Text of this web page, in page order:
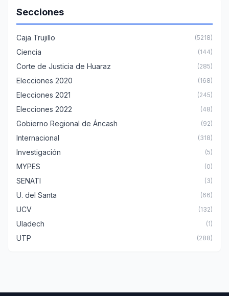
Secciones
Caja Trujillo (5218)
Ciencia (144)
Corte de Justicia de Huaraz (285)
Elecciones 2020 (168)
Elecciones 2021 (245)
Elecciones 2022 (48)
Gobierno Regional de Áncash (92)
Internacional (318)
Investigación (5)
MYPES (0)
SENATI (3)
U. del Santa (66)
UCV (132)
Uladech (1)
UTP (288)